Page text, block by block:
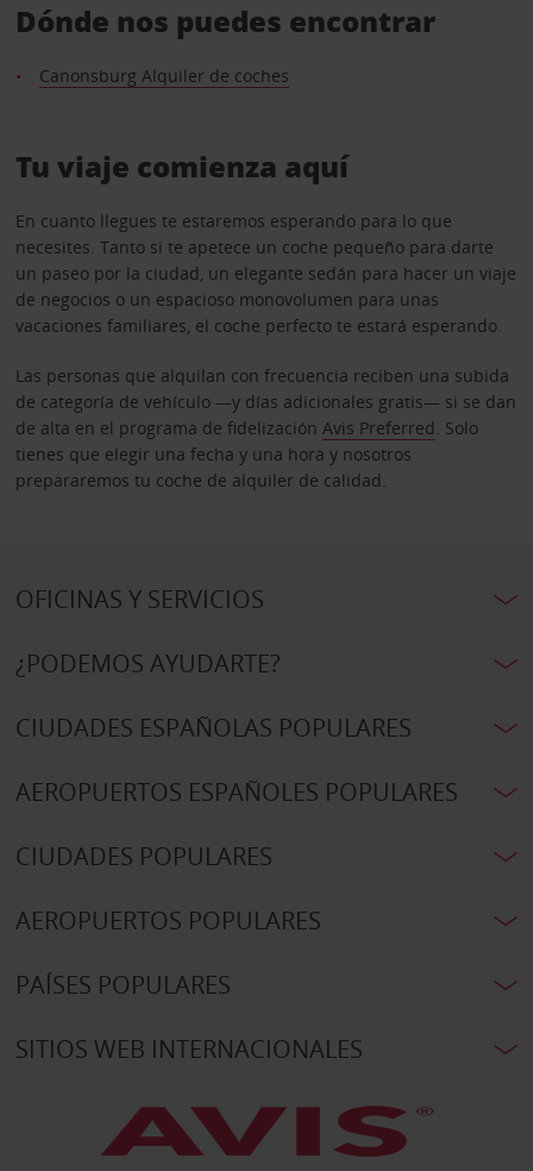
Dónde nos puedes encontrar
Canonsburg Alquiler de coches
Tu viaje comienza aquí
En cuanto llegues te estaremos esperando para lo que
necesites. Tanto si te apetece un coche pequeño para darte
un paseo por la ciudad, un elegante sedán para hacer un viaje
de negocios o un espacioso monovolumen para unas
vacaciones familiares, el coche perfecto te estará esperando.
Las personas que alquilan con frecuencia reciben una subida
de categoría de vehículo —y días adicionales gratis— si se dan
de alta en el programa de fidelización Avis Preferred. Solo
tienes que elegir una fecha y una hora y nosotros
prepararemos tu coche de alquiler de calidad.
OFICINAS Y SERVICIOS
¿PODEMOS AYUDARTE?
CIUDADES ESPAÑOLAS POPULARES
AEROPUERTOS ESPAÑOLES POPULARES
CIUDADES POPULARES
AEROPUERTOS POPULARES
PAÍSES POPULARES
SITIOS WEB INTERNACIONALES